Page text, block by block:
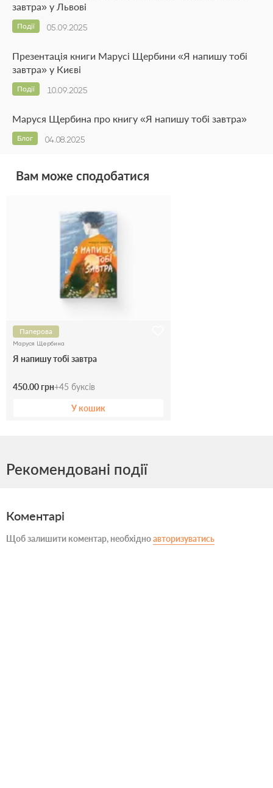
завтра» у Львові
05.09.2025
Події
Презентація книги Марусі Щербини «Я напишу тобі
завтра» у Києві
10.09.2025
Події
Маруся Щербина про книгу «Я напишу тобі завтра»
04.08.2025
Блог
Вам може сподобатися
Паперова
Маруся Щербина
Я напишу тобі завтра
450.00 грн+45 буксів
У кошик
Рекомендовані події
Коментарі
Щоб залишити коментар, необхідноавторизуватись